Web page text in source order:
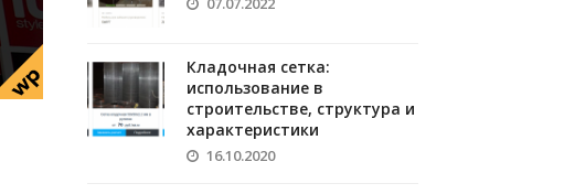
Кладочная сетка:
использование в
строительстве, структура и
характеристики
16.10.2020